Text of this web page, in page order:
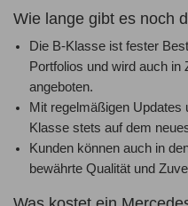
Wie lange gibt es noch
Die B-Klasse ist fester
Portfolios und wird auch in
angeboten.
Mit regelmäßigen Updates
Klasse stets auf dem
Kunden können auch in
bewährte Qualität und